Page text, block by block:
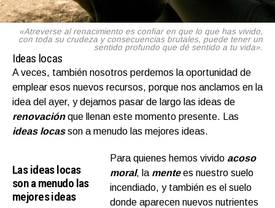
«Atreverse al renacimiento es confiar en que lo que has vivido,
con toda su crudeza y consecuencias brutales, puede tener un
sentido profundo que dé sentido a tu vida».
Ideas locas
A veces, también nosotros perdemos la oportunidad de
emplear esos nuevos recursos, porque nos anclamos en la
idea del ayer, y dejamos pasar de largo las ideas de
renovación que llenan este momento presente. Las
ideas locasson a menudo las mejores ideas.
Las ideas locas
son a menudo las
mejores ideas
Para quienes hemos vivido acoso
moral, la mentees nuestro suelo
incendiado, y también es el suelo
donde aparecen nuevos nutrientes